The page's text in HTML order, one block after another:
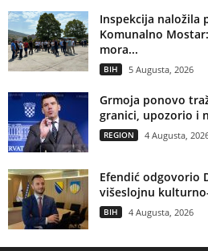
Inspekcija naložila
Komunalno
mora...
BIH 5 Augusta, 2026
Grmoja ponovo
granici, upozorio i
REGION 4 Augusta,
Efendić odgovorio
višeslojnu
BIH 4 Augusta, 2026